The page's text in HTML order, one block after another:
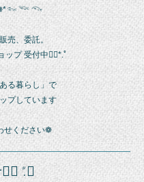
𓆝 𓆞
売、委託。
ップ 受付中❁⃘*.ﾟ
る暮らし」で
プしています
せください❁
❁⃘*.ﾟ